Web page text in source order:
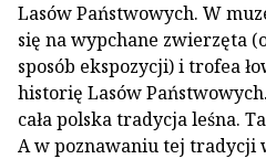
Lasów Państwowych. W
się na wypchane zwierzęta
sposób ekspozycji) i trofea
historię Lasów
cała polska tradycja leśna.
A w poznawaniu tej tradycji